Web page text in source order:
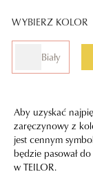
WYBIERZ KOLOR
Biały
Aby uzyskać
zaręczynowy z
jest cennym
będzie pasował
w TEILOR.